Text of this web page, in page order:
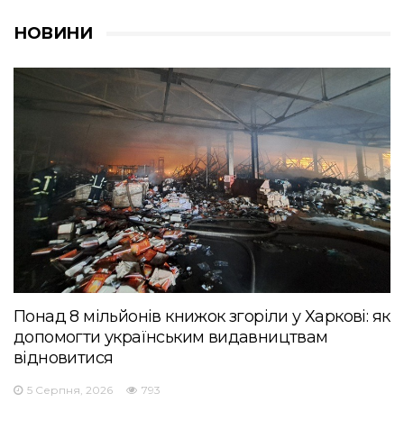
НОВИНИ
Понад 8 мільйонів книжок згоріли у Харкові: як
допомогти українським видавництвам
відновитися
5 Серпня, 2026 793